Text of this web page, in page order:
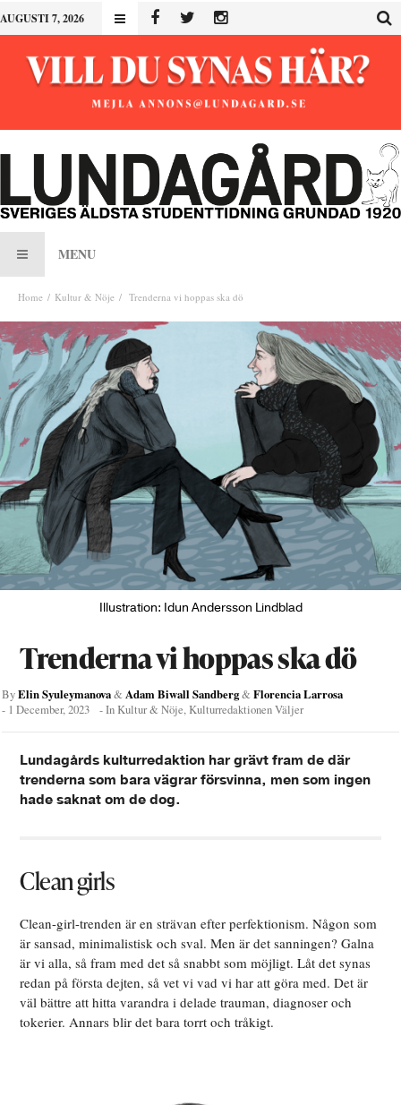
AUGUSTI 7, 2026
MENU
Home Kultur & Nöje Trenderna vi hoppas ska dö
Illustration: Idun Andersson Lindblad
Trenderna vi hoppas ska dö
ByElin Syuleymanova&Adam Biwall Sandberg&Florencia Larrosa
- 1 December, 2023 - In Kultur & Nöje, Kulturredaktionen Väljer
Lundagårds kulturredaktion har grävt fram de där
trenderna som bara vägrar försvinna, men som ingen
hade saknat om de dog.
Clean girls
Clean-girl-trenden är en strävan efter perfektionism. Någon som
är sansad, minimalistisk och sval. Men är det sanningen? Galna
är vi alla, så fram med det så snabbt som möjligt. Låt det synas
redan på första dejten, så vet vi vad vi har att göra med. Det är
väl bättre att hitta varandra i delade trauman, diagnoser och
tokerier. Annars blir det bara torrt och tråkigt.